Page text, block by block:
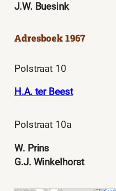
J.W. Buesink
Adresboek 1967
Polstraat 10
H.A. ter Beest
Polstraat 10a
W. Prins
G.J. Winkelhorst